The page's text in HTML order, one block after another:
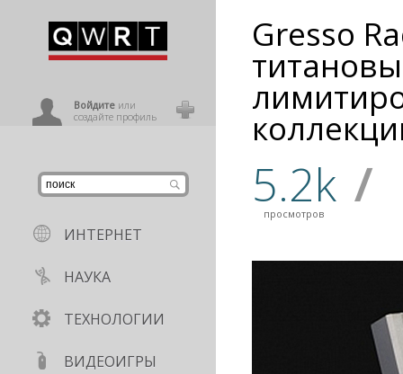
Войдитеили
создайте профиль
ИНТЕРНЕТ
НАУКА
ТЕХНОЛОГИИ
ВИДЕОИГРЫ
Gresso
5.2k
просмотров /